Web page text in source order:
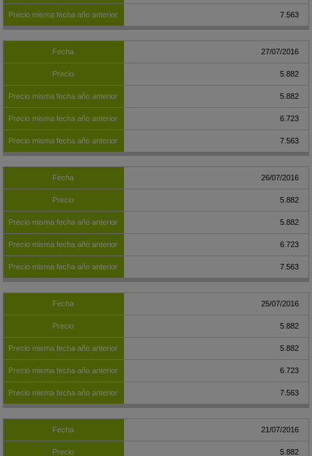
7.563
27/07/2016
5.882
5.882
6.723
7.563
26/07/2016
5.882
5.882
6.723
7.563
25/07/2016
5.882
5.882
6.723
7.563
21/07/2016
5.882